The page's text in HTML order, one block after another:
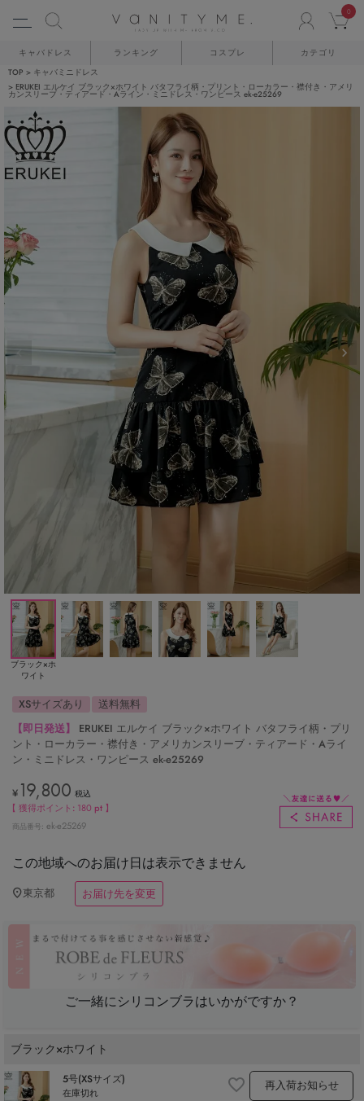
0
キャバドレス ランキング コスプレ カテゴリ
TOP
キャバミニドレス
ERUKEI エルケイ ブラック×ホワイト バタフライ柄・プリント・ローカラー・襟付き・アメリ
カンスリーブ・ティアード・Aライン・ミニドレス・ワンピース ek-e25269
ブラック×ホ
ワイト
XSサイズあり
送料無料
【即日発送】
ERUKEI エルケイ ブラック×ホワイト バタフライ柄・プリ
ント・ローカラー・襟付き・アメリカンスリーブ・ティアード・Aライ
ン・ミニドレス・ワンピース ek-e25269
¥ 19,800 税込
【 獲得ポイント: 180 pt 】
商品番号 ek-e25269
この地域へのお届け日は表示できません
東京都 お届け先を変更
ご一緒にシリコンブラはいかがですか？
ブラック×ホワイト
5号(XSサイズ)
在庫切れ 再入荷お知らせ